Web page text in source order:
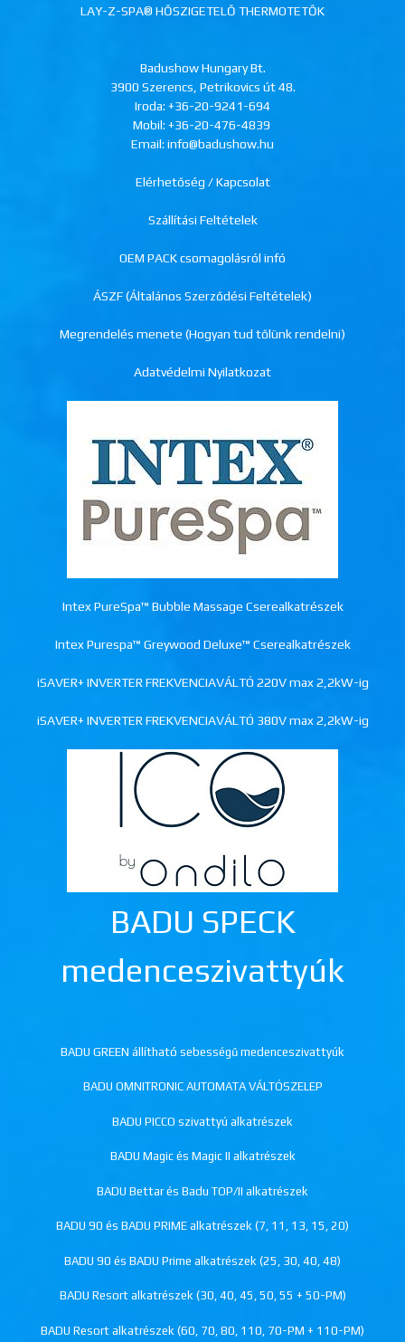
LAY-Z-SPA® HŐSZIGETELŐ THERMOTETŐK
Badushow Hungary Bt.
3900 Szerencs, Petrikovics út 48.
Iroda: +36-20-9241-694
Mobil: +36-20-476-4839
Email: info@badushow.hu
Elérhetőség / Kapcsolat
Szállítási Feltételek
OEM PACK csomagolásról infó
ÁSZF (Általános Szerződési Feltételek)
Megrendelés menete (Hogyan tud tőlünk rendelni)
Adatvédelmi Nyilatkozat
Intex PureSpa™ Bubble Massage Cserealkatrészek
Intex Purespa™ Greywood Deluxe™ Cserealkatrészek
iSAVER+ INVERTER FREKVENCIAVÁLTÓ 220V max 2,2kW-ig
iSAVER+ INVERTER FREKVENCIAVÁLTÓ 380V max 2,2kW-ig
BADU SPECK
medenceszivattyúk
BADU GREEN állítható sebességű medenceszivattyúk
BADU OMNITRONIC AUTOMATA VÁLTÓSZELEP
BADU PICCO szivattyú alkatrészek
BADU Magic és Magic II alkatrészek
BADU Bettar és Badu TOP/II alkatrészek
BADU 90 és BADU PRIME alkatrészek (7, 11, 13, 15, 20)
BADU 90 és BADU Prime alkatrészek (25, 30, 40, 48)
BADU Resort alkatrészek (30, 40, 45, 50, 55 + 50-PM)
BADU Resort alkatrészek (60, 70, 80, 110, 70-PM + 110-PM)